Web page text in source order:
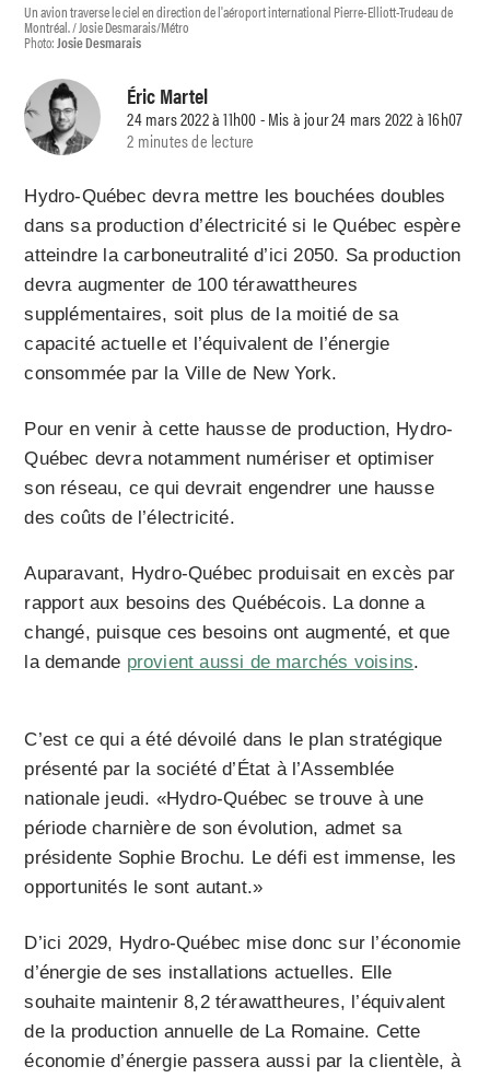
Un avion traverse le ciel en direction de l'aéroport international Pierre-Elliott-Trudeau de
Montréal. / Josie Desmarais/Métro
Photo:Josie Desmarais
Éric Martel
24 mars 2022 à 11h00 - Mis à jour 24 mars 2022 à 16h07
2 minutes de lecture
Hydro-Québec devra mettre les bouchées doubles
dans sa production d’électricité si le Québec espère
atteindre la carboneutralité d’ici 2050. Sa production
devra augmenter de 100 térawattheures
supplémentaires, soit plus de la moitié de sa
capacité actuelle et l’équivalent de l’énergie
consommée par la Ville de New York.
Pour en venir à cette hausse de production, Hydro-
Québec devra notamment numériser et optimiser
son réseau, ce qui devrait engendrer une hausse
des coûts de l’électricité.
Auparavant, Hydro-Québec produisait en excès par
rapport aux besoins des Québécois. La donne a
changé, puisque ces besoins ont augmenté, et que
la demande provient aussi de marchés voisins.
C’est ce qui a été dévoilé dans le plan stratégique
présenté par la société d’État à l’Assemblée
nationale jeudi. «Hydro-Québec se trouve à une
période charnière de son évolution, admet sa
présidente Sophie Brochu. Le défi est immense, les
opportunités le sont autant.»
D’ici 2029, Hydro-Québec mise donc sur l’économie
d’énergie de ses installations actuelles. Elle
souhaite maintenir 8,2 térawattheures, l’équivalent
de la production annuelle de La Romaine. Cette
économie d’énergie passera aussi par la clientèle, à